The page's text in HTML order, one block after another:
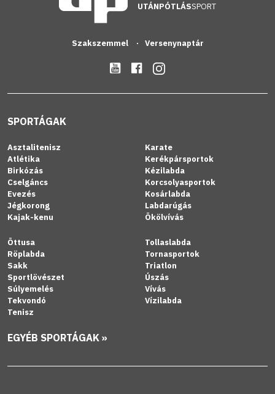
UTÁNPÓTLÁSSPORT
Szakszemmel Versenynaptár
SPORTÁGAK
Asztalitenisz
Atlétika
Birkózás
Cselgáncs
Evezés
Jégkorong
Kajak-kenu
Karate
Kerékpársportok
Kézilabda
Korcsolyasportok
Kosárlabda
Labdarúgás
Ökölvívás
Öttusa
Röplabda
Sakk
Sportlövészet
Súlyemelés
Tekvondó
Tenisz
Tollaslabda
Tornasportok
Triatlon
Úszás
Vívás
Vízilabda
EGYÉB SPORTÁGAK »